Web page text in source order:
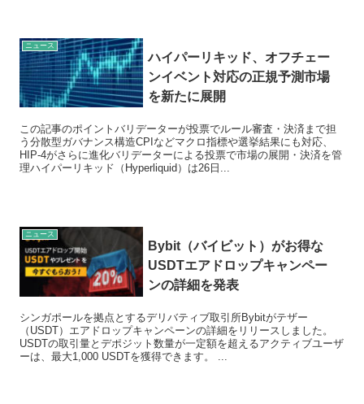
ニュース
ハイパーリキッド、オフチェー
ンイベント対応の正規予測市場
を新たに展開
この記事のポイントバリデーターが投票でルール審査・決済まで担
う分散型ガバナンス構造CPIなどマクロ指標や選挙結果にも対応、
HIP-4がさらに進化バリデーターによる投票で市場の展開・決済を管
理ハイパーリキッド（Hyperliquid）は26日...
ニュース
Bybit（バイビット）がお得な
USDTエアドロップキャンペー
ンの詳細を発表
シンガポールを拠点とするデリバティブ取引所Bybitがテザー
（USDT）エアドロップキャンペーンの詳細をリリースしました。
USDTの取引量とデポジット数量が一定額を超えるアクティブユーザ
ーは、最大1,000 USDTを獲得できます。 ...